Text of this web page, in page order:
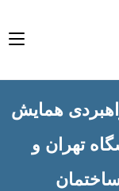
همایش
و